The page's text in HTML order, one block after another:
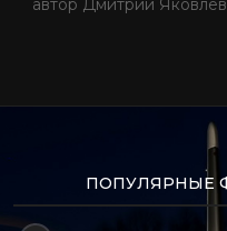
автор Дмитрий Яковлев
ПОПУЛЯРНЫЕ